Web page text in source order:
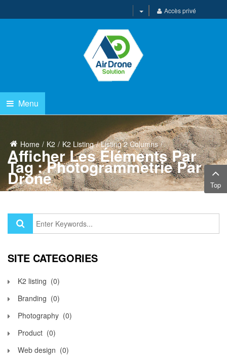
Accès privé
Menu
Home K2 K2 Listing Listing 2 Columns
Afficher Les Éléments Par
Tag : Photogrammetrie Par
Drone
SITE CATEGORIES
K2 listing (0)
Branding (0)
Photography (0)
Product (0)
Web design (0)
Top